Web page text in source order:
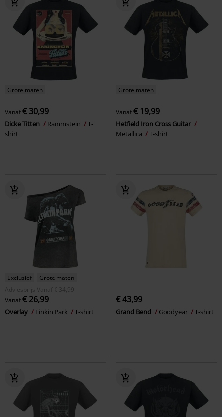
Grote maten
Vanaf€ 30,99
Dicke Titten Rammstein
T-
shirt
Grote maten
Vanaf€ 19,99
Hetfield Iron Cross Guitar
Metallica
T-shirt
Exclusief
Grote maten
Adviesprijs
Vanaf € 34,99
Vanaf€ 26,99
Overlay Linkin Park T-shirt
€ 43,99
Grand Bend Goodyear T-shirt